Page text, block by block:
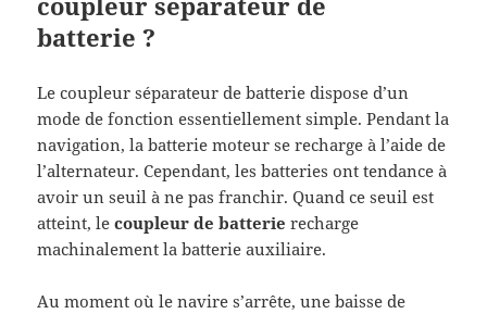
batterie ?
Le coupleur séparateur de batterie dispose d’un
mode de fonction essentiellement simple. Pendant la
navigation, la batterie moteur se recharge à l’aide de
l’alternateur. Cependant, les batteries ont tendance à
avoir un seuil à ne pas franchir. Quand ce seuil est
atteint, lecoupleur de batterie recharge
machinalement la batterie auxiliaire.
Au moment où le navire s’arrête, une baisse de